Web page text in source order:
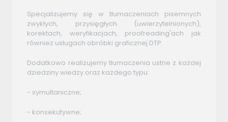
Specjalizujemy się w tłumaczeniach pisemnych
zwykłych, przysięgłych (uwierzytelnionych),
korektach, weryfikacjach, proofreading'ach jak
również usługach obróbki graficznej DTP.
Dodatkowo realizujemy tłumaczenia ustne z każdej
dziedziny wiedzy oraz każdego typu:
- symultaniczne;
- konsekutywne;